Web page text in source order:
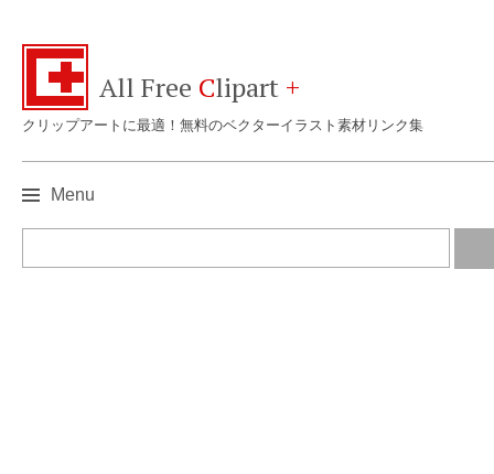
All Free Clipart +
クリップアートに最適！無料のベクターイラスト素材リンク集
Menu